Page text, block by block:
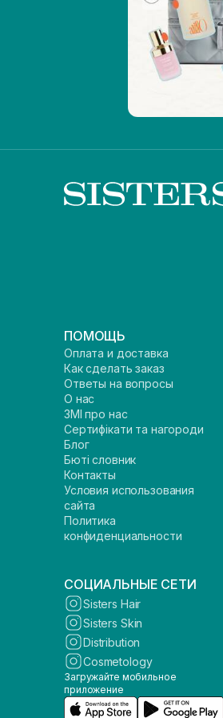
ПОМОЩЬ
Оплата и доставка
Как сделать заказ
Ответы на вопросы
О нас
ЗМІ про нас
Сертифікати та нагороди
Блог
Бюті словник
Контакты
Условия использования
сайта
Политика
конфиденциальности
СОЦИАЛЬНЫЕ СЕТИ
Sisters Hair
Sisters Skin
Distribution
Cosmetology
Загружайте мобильное
приложение